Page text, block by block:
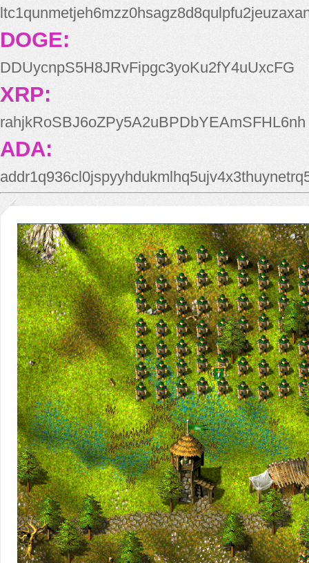
DOGE:
DDUycnpS5H8JRvFipgc3yoKu2fY4uUxcFG
XRP:
rahjkRoSBJ6oZPy5A2uBPDbYEAmSFHL6nh
ADA: